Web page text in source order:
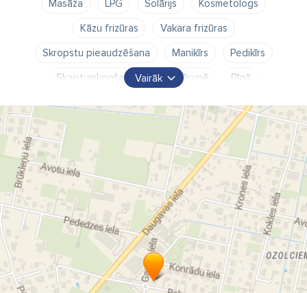
Masāža LPG Solārijs
Kosmetologs
Kāzu frizūras
Vakara frizūras
Skropstu pieaudzēšana
Manikīrs
Pedikīrs
Skaistumkopšanas salons Mārupē
Rīgā
Pedikīrs Mārupē
Sausais aparātu pedikīrs Mārupē
Ārstnieciskais pedikīrs Mārupē
Ārstnieciskā vingrošana Mārupē
Masāža Mārupē
Sejas procedūras
Solārijs LUXURA V5
Vertikālais solārijs
Dāmu frizētava Mārupē
Frizieris Mārupē
friziere Mārupē
Frizētavas
Frizētava Mārupē
Kosmētiskais kabinets Mārupē
Vairāk